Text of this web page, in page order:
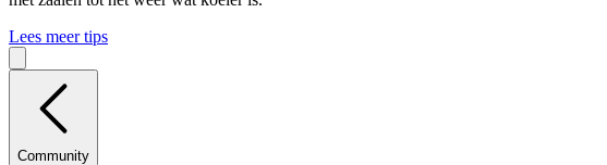
Lees meer tips
Community